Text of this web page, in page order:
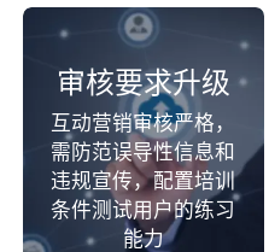
审核要求升级
互动营销审核严格，
需防范误导性信息和
违规宣传，配置培训
条件测试用户的练习
能力